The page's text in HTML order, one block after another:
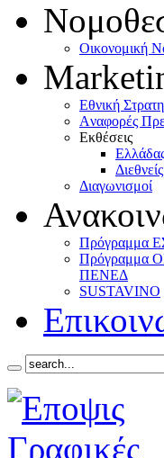
Οικονομική
Eθνική
Aναφορές
Eκθέσεις
Διεθνείς
Διαγωνισμοί
Πρόγραμμα
Πρόγραμμα
ΠΕΝΕΔ
SUSTAVINO